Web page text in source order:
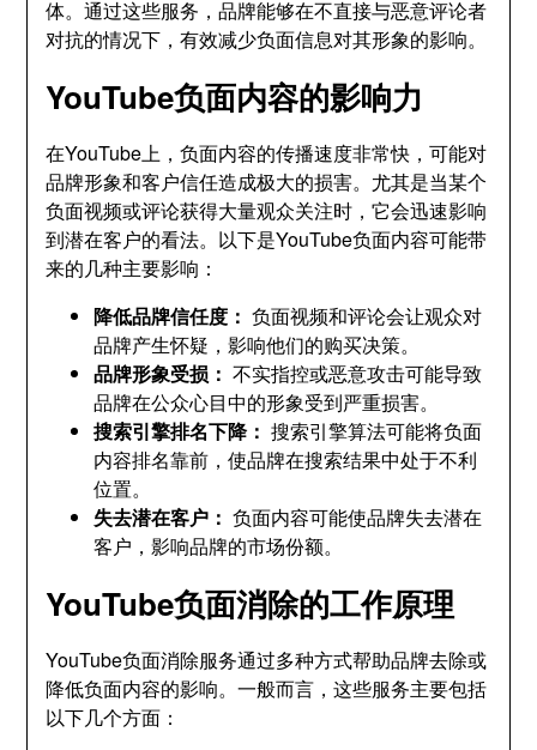
体。通过这些服务 ，品牌能够在不直接与恶意评论者
对抗的情况下 ，有效减少负面信息对其形象的影响。
YouTube负面内容的影响力
在YouTube上 ，负面内容的传播速度非常快 ，可能对
品牌形象和客户信任造成极大的损害。 尤其是当某个
负面视频或评论获得大量观众关注时 ，它会迅速影响
到潜在客户的看法。 以下是YouTube负面内容可能带
来的几种主要影响 ：
降低品牌信任度 ： 负面视频和评论会让观众对
品牌产生怀疑 ，影响他们的购买决策。
品牌形象受损 ： 不实指控或恶意攻击可能导致
品牌在公众心目中的形象受到严重损害。
搜索引擎排名下降： 搜索引擎算法可能将负面
内容排名靠前 ，使品牌在搜索结果中处于不利
位置。
失去潜在客户 ： 负面内容可能使品牌失去潜在
客户 ，影响品牌的市场份额。
YouTube负面消除的工作原理
YouTube负面消除服务通过多种方式帮助品牌去除或
降低负面内容的影响。一般而言 ，这些服务主要包括
以下几个方面 ：